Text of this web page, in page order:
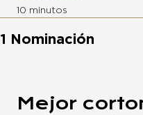
10 minutos
1 Nominación
Mejor